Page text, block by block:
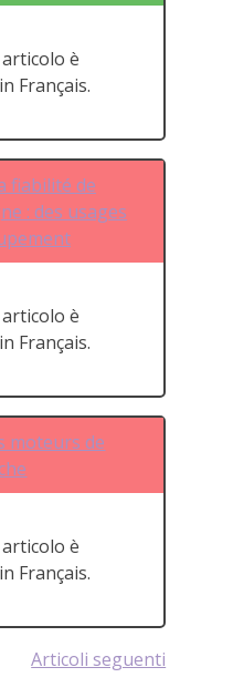
è
Français.
fiabilité de
: des usages
è
Français.
moteurs de
è
Français.
Articoli seguenti